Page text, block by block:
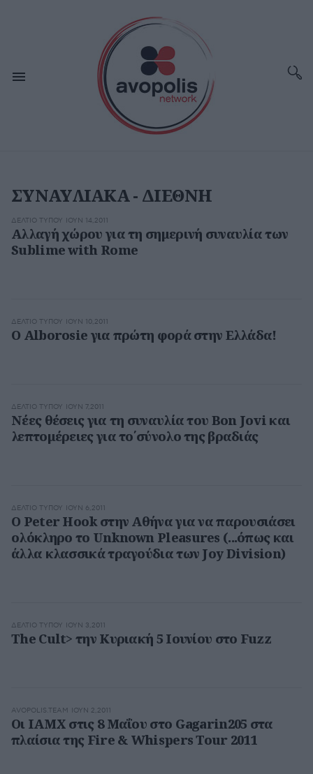
ΣΥΝΑΥΛΙΑΚΑ - ΔΙΕΘΝΗ
ΔΕΛΤΊΟ ΤΎΠΟΥ ΙΟΥΝ 14,2011
Αλλαγή χώρου για τη σημερινή συναυλία των
Sublime with Rome
ΔΕΛΤΊΟ ΤΎΠΟΥ ΙΟΥΝ 10,2011
O Alborosie για πρώτη φορά στην Ελλάδα!
ΔΕΛΤΊΟ ΤΎΠΟΥ ΙΟΥΝ 7,2011
Νέες θέσεις για τη συναυλία του Bon Jovi και
λεπτομέρειες για το΄σύνολο της βραδιάς
ΔΕΛΤΊΟ ΤΎΠΟΥ ΙΟΥΝ 6,2011
Ο Peter Hook στην Αθήνα για να παρουσιάσει
ολόκληρο το Unknown Pleasures (...όπως και
άλλα κλασσικά τραγούδια των Joy Division)
ΔΕΛΤΊΟ ΤΎΠΟΥ ΙΟΥΝ 3,2011
The Cult> την Kυριακή 5 Ιουνίου στο Fuzz
AVOPOLIS.TEAM ΙΟΥΝ 2,2011
Οι ΙΑΜΧ στις 8 Μαΐου στο Gagarin205 στα
πλαίσια της Fire & Whispers Tour 2011